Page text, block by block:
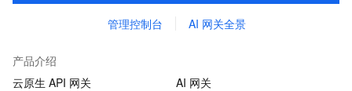
管理控制台 AI 网关全景
产品介绍
云原生 API 网关
AI 网关